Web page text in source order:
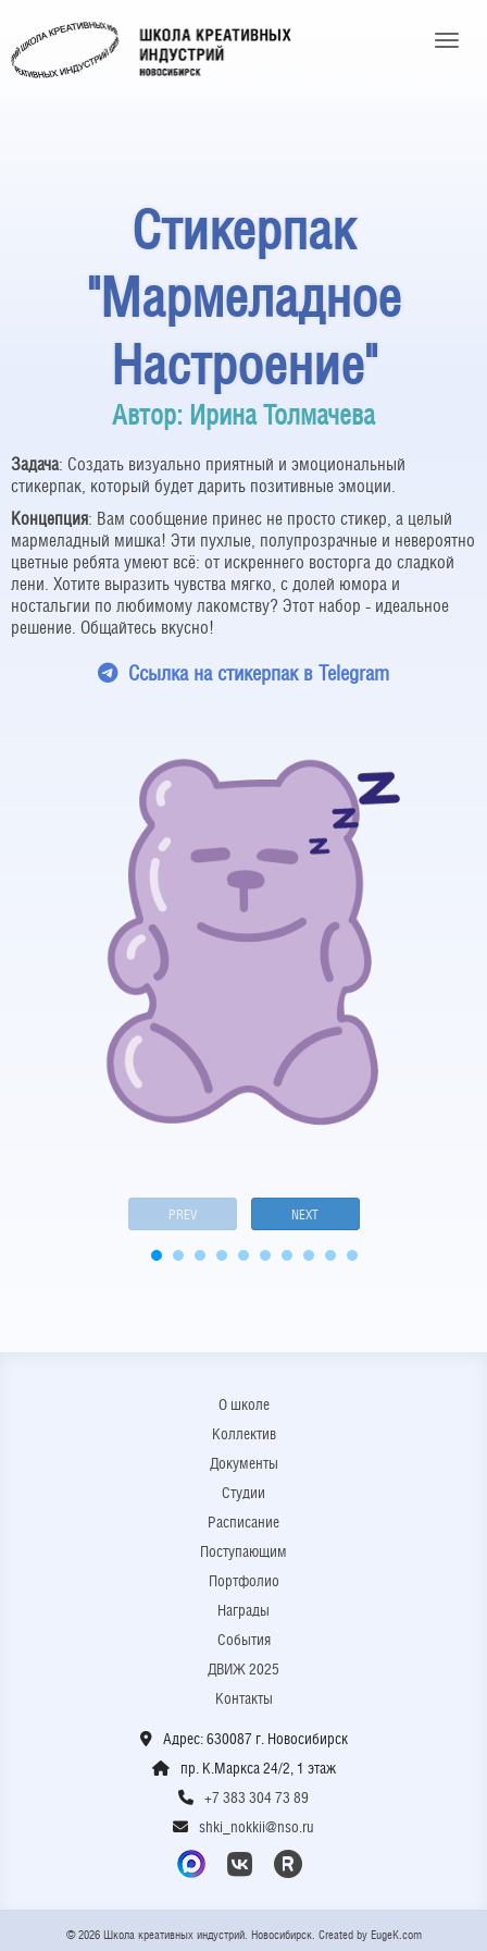
Стикерпак
"Мармеладное
Настроение"
Автор: Ирина Толмачева
Задача: Создать визуально приятный и эмоциональный
стикерпак, который будет дарить позитивные эмоции.
Концепция: Вам сообщение принес не просто стикер, а целый
мармеладный мишка! Эти пухлые, полупрозрачные и невероятно
цветные ребята умеют всё: от искреннего восторга до сладкой
лени. Хотите выразить чувства мягко, с долей юмора и
ностальгии по любимому лакомству? Этот набор - идеальное
решение. Общайтесь вкусно!
Cсылка на стикерпак в Telegram
PREV NEXT
О школе
Коллектив
Документы
Студии
Расписание
Поступающим
Портфолио
Награды
События
ДВИЖ 2025
Контакты
Адрес: 630087 г. Новосибирск
пр. К.Маркса 24/2, 1 этаж
+7 383 304 73 89
shki_nokkii@nso.ru
© 2026 Школа креативных индустрий. Новосибирск. Created by EugeK.com